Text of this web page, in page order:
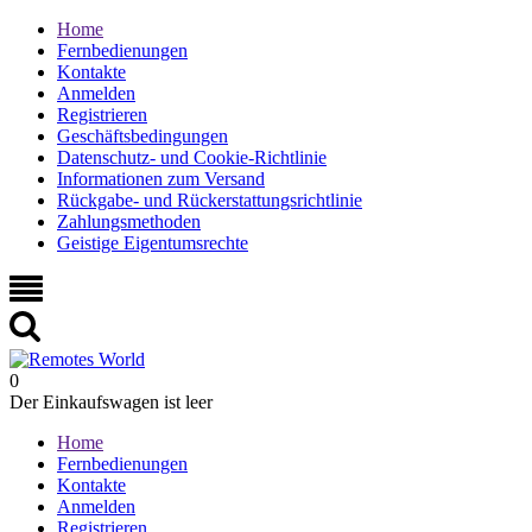
Home
Fernbedienungen
Kontakte
Anmelden
Registrieren
Geschäftsbedingungen
Datenschutz- und Cookie-Richtlinie
Informationen zum Versand
Rückgabe- und Rückerstattungsrichtlinie
Zahlungsmethoden
Geistige Eigentumsrechte
0
Der Einkaufswagen ist leer
Home
Fernbedienungen
Kontakte
Anmelden
Registrieren